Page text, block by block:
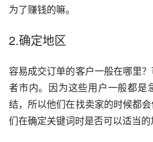
为了赚钱的嘛。
2.确定地区
容易成交订单的客户一般在哪里
者市内。因为这些用户一般都是
结，所以他们在找卖家的时候都
们在确定关键词时是否可以适当的